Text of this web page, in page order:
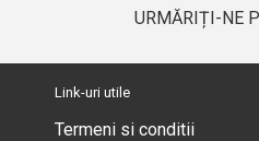
URMĂRIȚI-NE
Link-uri utile
Termeni si conditii